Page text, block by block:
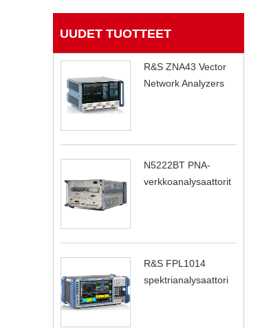
UUDET TUOTTEET
R&S ZNA43 Vector
Network Analyzers
N5222BT PNA-
verkkoanalysaattorit
R&S FPL1014
spektrianalysaattori